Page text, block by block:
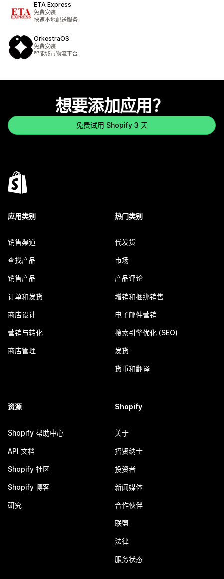
ETA Express
免费安装
快速本地配送服务
OrkestraOS
免费安装
智能城市物流平台
想要添加应用？
免费试用 Shopify 3 天
应用类别
销售渠道
查找产品
销售产品
订单和发货
商店设计
营销与转化
商店管理
热门类别
代发货
市场
产品评论
增销和捆绑销售
电子邮件营销
搜索引擎优化 (SEO)
发货
货币和翻译
资源
Shopify 帮助中心
API 文档
Shopify 社区
Shopify 博客
研究
Shopify
关于
招贤纳士
投资者
新闻媒体
合作伙伴
联盟
法律
服务状态